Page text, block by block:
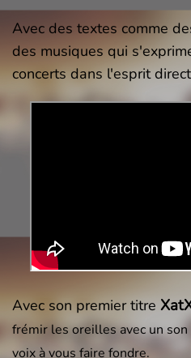
Avec des textes comme
des musiques qui
concerts dans l'esprit
Avec son premier titre
frémir les oreilles avec un
voix à vous faire fondre.